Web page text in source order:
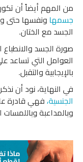
من المهم أيضاً أن
جسمها ونفسها حتى
الجسد مع الختان.
صورة الجسد
العوامل التي تساعد
بالإيجابية والتقبل.
في النهاية، نود أن
الجنسية، فهي قادرة
وبالمداعبة وباللمسات